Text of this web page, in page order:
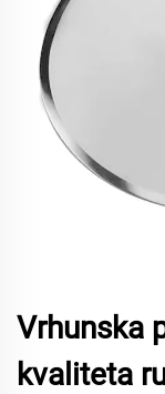
Vrhunska
kvaliteta